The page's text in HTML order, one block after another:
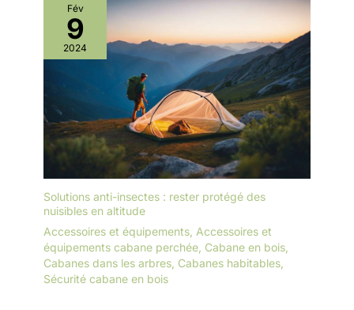
Fév
9
2024
Solutions anti-insectes : rester protégé des
nuisibles en altitude
Accessoires et équipements, Accessoires et
équipements cabane perchée, Cabane en bois,
Cabanes dans les arbres, Cabanes habitables,
Sécurité cabane en bois